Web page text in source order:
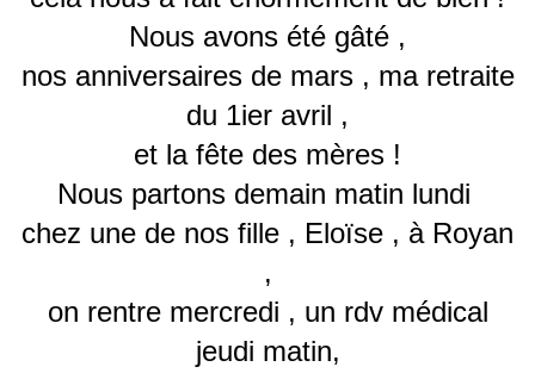
Nous avons été gâté ,
nos anniversaires de mars , ma retraite
du 1ier avril ,
et la fête des mères !
Nous partons demain matin lundi
chez une de nos fille , Eloïse , à Royan
,
on rentre mercredi , un rdv médical
jeudi matin,